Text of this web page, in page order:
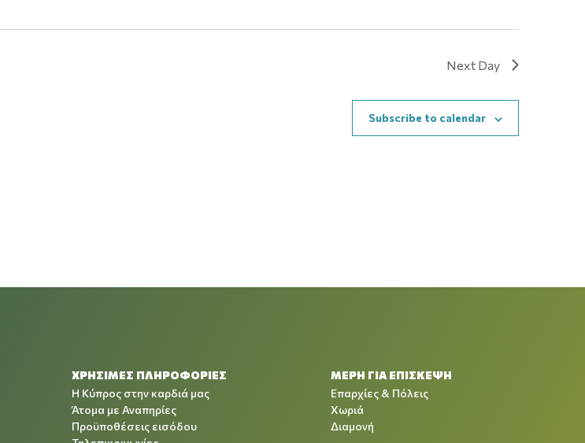
Next Day
Subscribe to calendar
ΧΡΉΣΙΜΕΣ ΠΛΗΡΟΦΟΡΊΕΣ
Η Κύπρος στην καρδιά μας
Άτομα με Αναπηρίες
Προϋποθέσεις εισόδου
ΜΕΡΗ ΓΙΑ ΕΠΙΣΚΕΨΗ
Επαρχίες & Πόλεις
Χωριά
Διαμονή